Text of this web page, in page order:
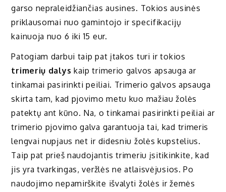
garso nepraleidžiančias ausines. Tokios ausinės
priklausomai nuo gamintojo ir specifikacijų
kainuoja nuo 6 iki 15 eur.
Patogiam darbui taip pat įtakos turi ir tokios
trimerių dalys kaip trimerio galvos apsauga ar
tinkamai pasirinkti peiliai. Trimerio galvos apsauga
skirta tam, kad pjovimo metu kuo mažiau žolės
patektų ant kūno. Na, o tinkamai pasirinkti peiliai ar
trimerio pjovimo galva garantuoja tai, kad trimeris
lengvai nupjaus net ir didesniu žolės kupstelius.
Taip pat prieš naudojantis trimeriu įsitikinkite, kad
jis yra tvarkingas, veržlės ne atlaisvėjusios. Po
naudojimo nepamirškite išvalyti žolės ir žemės